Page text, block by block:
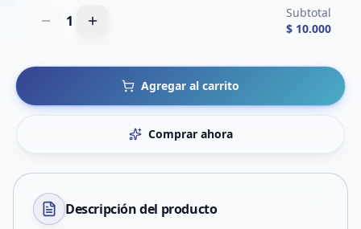
1
Subtotal
$ 10.000
Agregar al carrito
Comprar ahora
Descripción del producto